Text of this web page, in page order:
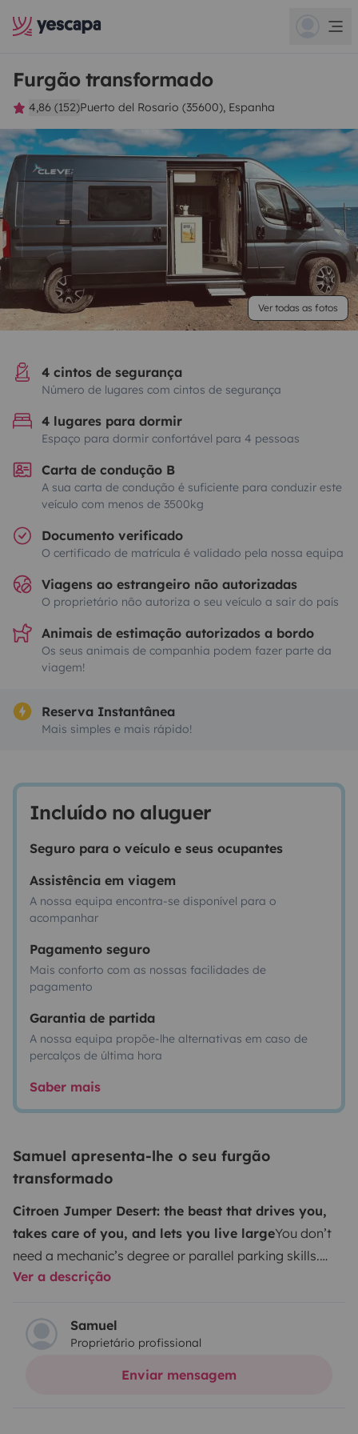
Furgão transformado
4,86 (152)Puerto del Rosario (35600), Espanha
Ver todas as fotos
4 cintos de segurança
Número de lugares com cintos de segurança
4 lugares para dormir
Espaço para dormir confortável para 4 pessoas
Carta de condução B
A sua carta de condução é suficiente para conduzir este
veículo com menos de 3500kg
Documento verificado
O certificado de matrícula é validado pela nossa equipa
Viagens ao estrangeiro não autorizadas
O proprietário não autoriza o seu veículo a sair do país
Animais de estimação autorizados a bordo
Os seus animais de companhia podem fazer parte da
viagem!
Reserva Instantânea
Mais simples e mais rápido!
Incluído no aluguer
Seguro para o veículo e seus ocupantes
Assistência em viagem
A nossa equipa encontra-se disponível para o
acompanhar
Pagamento seguro
Mais conforto com as nossas facilidades de
pagamento
Garantia de partida
A nossa equipa propõe-lhe alternativas em caso de
percalços de última hora
Saber mais
Samuel apresenta-lhe o seu furgão
transformado
Citroen Jumper Desert: the beast that drives you,
takes care of you, and lets you live largeYou don’t
need a mechanic’s degree or parallel parking skills.
This van is as easy to drive as it is to enjoy. Spacious,
— it’s about living damn well.
need (and then some): A mattress that hugs you like
your favorite hoodie. Tinted windows so what happens
Ver a descrição
Samuel
Proprietário profissional
Enviar mensagem